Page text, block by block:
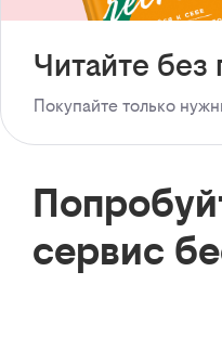
Читайте без
Покупайте только
сервис